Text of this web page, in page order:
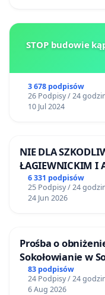
STOP budowie
3 678 podpisów
26 Podpisy / 24
10 Jul 2024
NIE DLA
ŁAGIEWNICKIM I
6 331 podpisów
25 Podpisy / 24
24 Jun 2026
Prośba o
Sokołowianie w
83 podpisów
24 Podpisy / 24
6 Aug 2026